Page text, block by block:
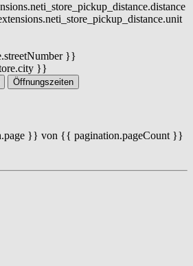
}}
}}
Öffnungszeiten
}} von {{ pagination.pageCount }}